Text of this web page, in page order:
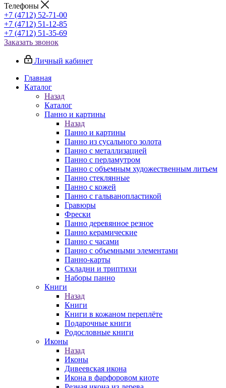
Телефоны
+7 (4712) 52-71-00
+7 (4712) 51-12-85
+7 (4712) 51-35-69
Заказать звонок
Личный кабинет
Главная
Каталог
Назад
Каталог
Панно и картины
Назад
Панно и картины
Панно из сусального золота
Панно с металлизацией
Панно с перламутром
Панно с объемным художественным литьем
Панно стеклянные
Панно с кожей
Панно с гальванопластикой
Гравюры
Фрески
Панно деревянное резное
Панно керамические
Панно с часами
Панно с объемными элементами
Панно-карты
Складни и триптихи
Наборы панно
Книги
Назад
Книги
Книги в кожаном переплёте
Подарочные книги
Родословные книги
Иконы
Назад
Иконы
Дивеевская икона
Икона в фарфоровом киоте